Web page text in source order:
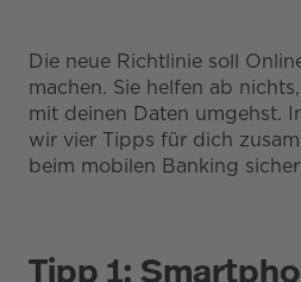
Die neue Richtlinie soll
machen. Sie helfen ab
mit deinen Daten umgehst.
wir vier Tipps für dich
beim mobilen Banking
Tipp 1: